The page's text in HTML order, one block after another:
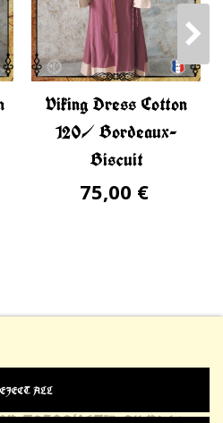
Viking Dress Cotton
120/ Bordeaux-
Biscuit
75,00 €
ALL